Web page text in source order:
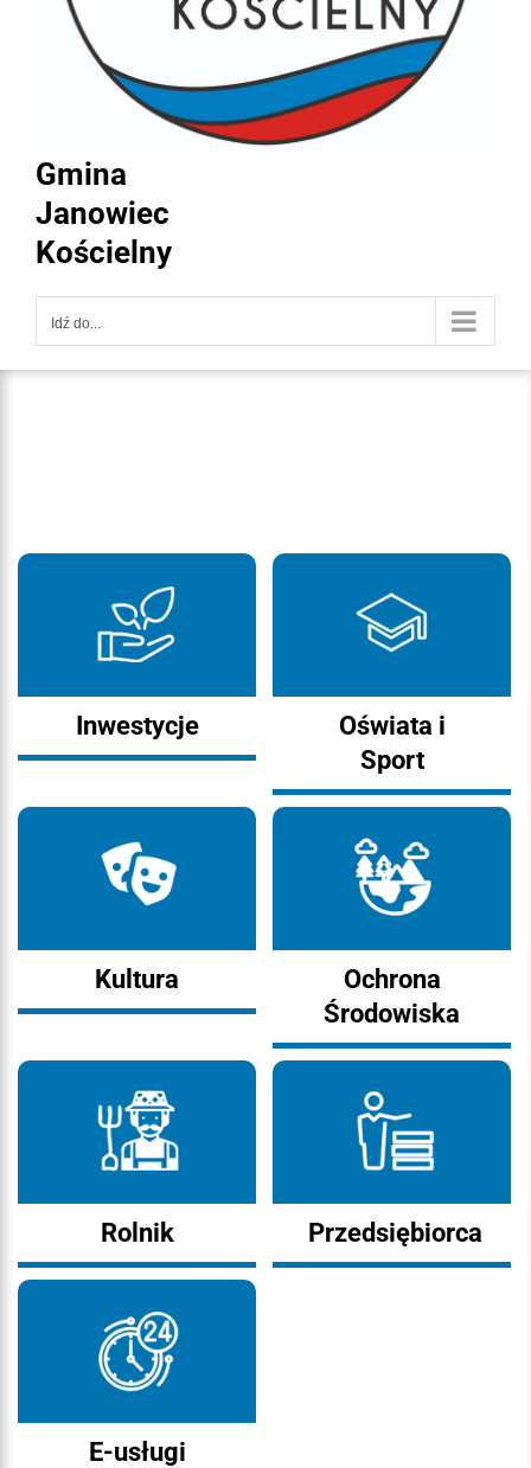
Gmina
Janowiec
Kościelny
Idź do...
Inwestycje
Oświata i
Sport
Kultura
Ochrona
Środowiska
Rolnik Przedsiębiorca
E-usługi